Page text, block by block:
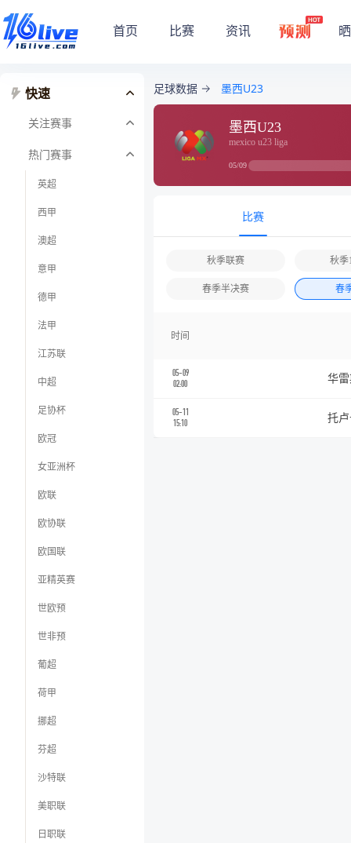
首页 比赛 资讯
快速
关注赛事
热门赛事
英超
西甲
澳超
意甲
德甲
法甲
江苏联
中超
足协杯
欧冠
女亚洲杯
欧联
欧协联
欧国联
亚精英赛
世欧预
世非预
葡超
荷甲
挪超
芬超
沙特联
美职联
日职联
足球数据 墨西U23
墨西U23
mexico u23 liga
05/09
比赛
秋季联赛 秋季
春季半决赛 春
时间
05-09
02:00
华雷
05-11
15:10
托卢